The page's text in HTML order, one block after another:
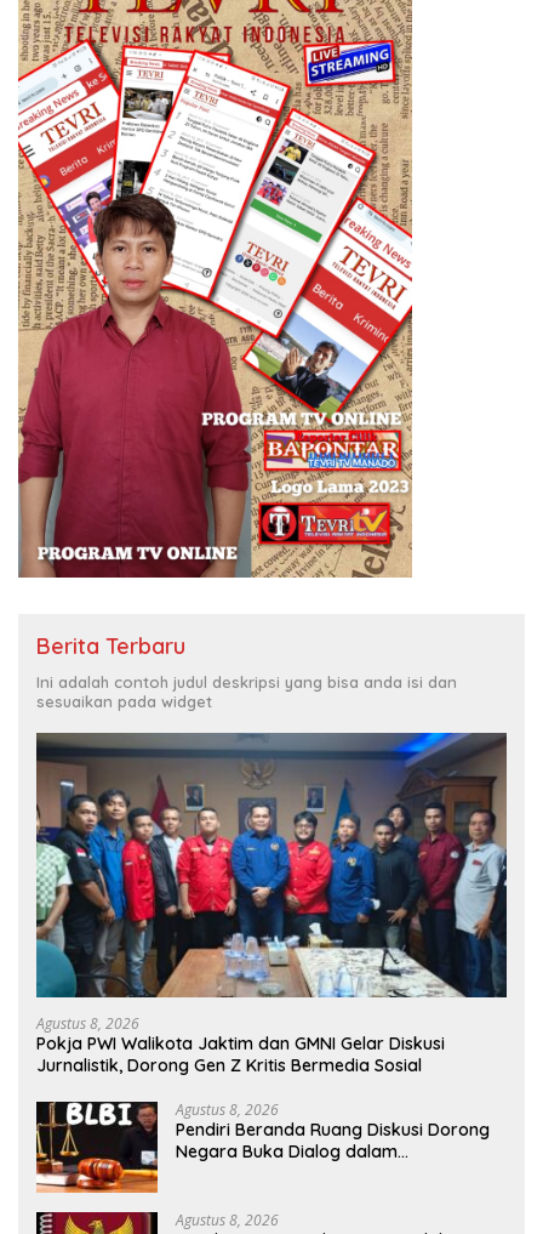
Berita Terbaru
Ini adalah contoh judul deskripsi yang bisa anda isi dan
sesuaikan pada widget
Agustus 8, 2026
Pokja PWI Walikota Jaktim dan GMNI Gelar Diskusi
Jurnalistik, Dorong Gen Z Kritis Bermedia Sosial
Agustus 8, 2026
Pendiri Beranda Ruang Diskusi Dorong
Negara Buka Dialog dalam
Agustus 8, 2026